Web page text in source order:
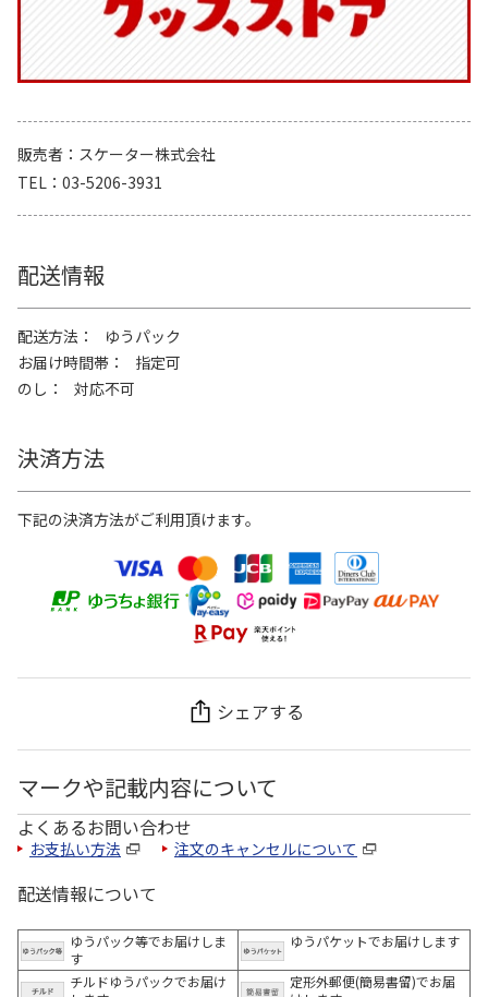
販売者
スケーター株式会社
TEL
03-5206-3931
配送情報
配送方法
ゆうパック
お届け時間帯
指定可
のし
対応不可
決済方法
下記の決済方法がご利用頂けます。
シェアする
マークや記載内容について
よくあるお問い合わせ
お支払い方法 注文のキャンセルについて
配送情報について
ゆうパック等でお届けしま
す
ゆうパケットでお届けします
チルドゆうパックでお届け
定形外郵便(簡易書留)でお届